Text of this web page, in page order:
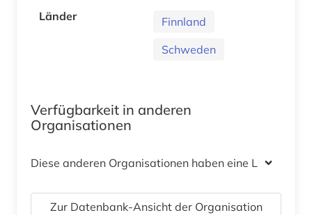
Länder
Finnland
Schweden
Verfügbarkeit in anderen
Organisationen
Diese anderen Organisationen haben eine Lizenz
Zur Datenbank-Ansicht der Organisation